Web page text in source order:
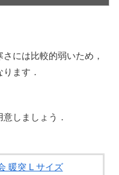
には比較的弱いため，
ます．
しましょう．
暖突 L サイズ